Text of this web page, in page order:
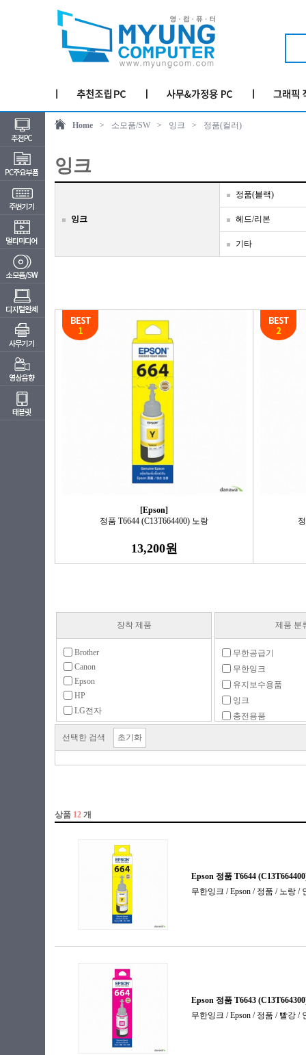
Home > 소모품/SW > 잉크 > 정품(컬러)
잉크
잉크
정품(블랙)
헤드/리본
기타
[Epson]
정품 T6644 (C13T664400) 노랑
13,200원
장착 제품
Brother
Canon
Epson
HP
LG전자
기타
삼성
제품 분
무한공급기
무한잉크
유지보수용품
잉크
충전용품
선택한 검색 초기화